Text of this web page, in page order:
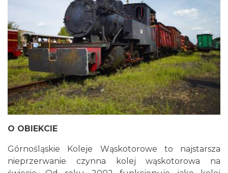
O OBIEKCIE
Górnośląskie Koleje Wąskotorowe to najstarsza
nieprzerwanie czynna kolej wąskotorowa na